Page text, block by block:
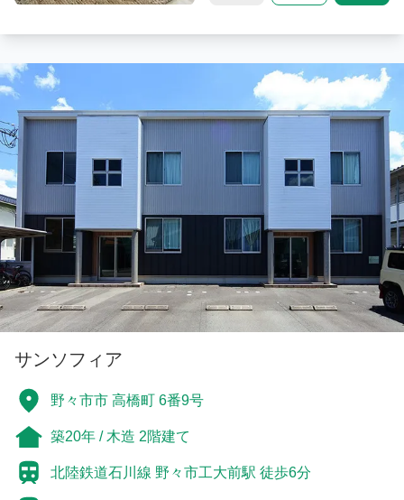
サンソフィア
野々市市 高橋町 6番9号
築20年 / 木造 2階建て
北陸鉄道石川線 野々市工大前駅 徒歩6分